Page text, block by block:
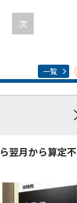
次
一覧
翌月から算定不